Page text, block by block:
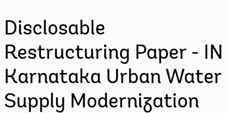
Disclosable
Restructuring Paper - IN
Karnataka Urban Water
Supply Modernization